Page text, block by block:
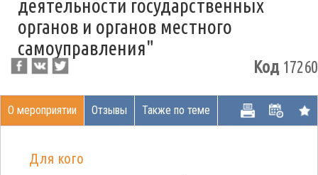
деятельности государственных
органов и органов местного
самоуправления"
Код17260
О мероприятии Отзывы Также по теме
Для кого